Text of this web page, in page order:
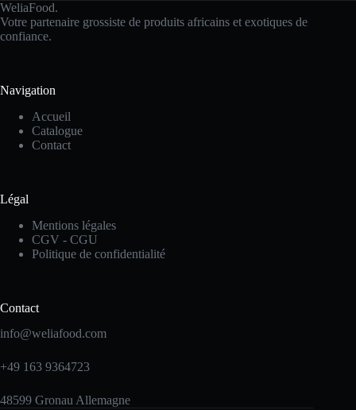
WeliaFood.
Votre partenaire grossiste de produits africains et exotiques de
confiance.
Navigation
Accueil
Catalogue
Contact
Légal
Mentions légales
CGV - CGU
Politique de confidentialité
Contact
info@weliafood.com
+49 163 9364723
48599 Gronau Allemagne